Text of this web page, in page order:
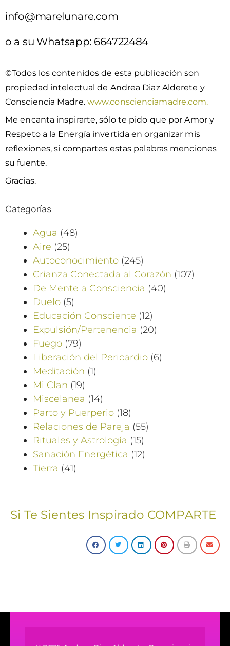
info@marelunare.com
o a su Whatsapp: 664722484
©Todos los contenidos de esta publicación son
propiedad intelectual de Andrea Diaz Alderete y
Consciencia Madre. www.conscienciamadre.com.
Me encanta inspirarte, sólo te pido que por Amor y
Respeto a la Energía invertida en organizar mis
reflexiones, si compartes estas palabras menciones
su fuente.
Gracias.
Categorías
Agua (48)
Aire (25)
Autoconocimiento (245)
Crianza Conectada al Corazón (107)
De Mente a Consciencia (40)
Duelo (5)
Educación Consciente (12)
Expulsión/Pertenencia (20)
Fuego (79)
Liberación del Pericardio (6)
Meditación (1)
Mi Clan (19)
Miscelanea (14)
Parto y Puerperio (18)
Relaciones de Pareja (55)
Rituales y Astrología (15)
Sanación Energética (12)
Tierra (41)
Si Te Sientes Inspirado COMPARTE